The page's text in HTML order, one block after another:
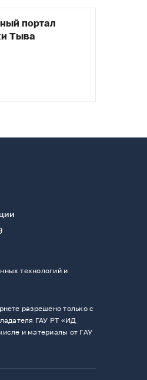
портал
Тыва
технологий и
разрешено только с
ГАУ РТ «ИД
и материалы от ГАУ